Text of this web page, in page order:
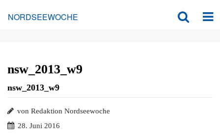
NORDSEEWOCHE
nsw_2013_w9
nsw_2013_w9
von Redaktion Nordseewoche
28. Juni 2016